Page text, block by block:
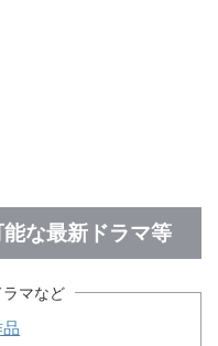
な最新ドラマ等
マなど